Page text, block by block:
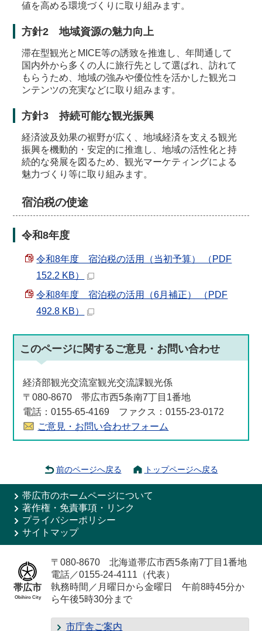
値を高める環境づくりに取り組みます。
方針2 地域資源の魅力向上
滞在型観光とMICE等の誘致を推進し、年間通して
国内外から多くの人に旅行先として選ばれ、訪れて
もらうため、地域の強みや優位性を活かした観光コ
ンテンツの充実などに取り組みます。
方針3 持続可能な観光振興
経済波及効果の裾野が広く、地域経済を支える観光
振興を機動的・安定的に推進し、地域の活性化と持
続的な発展を図るため、観光マーケティングによる
魅力づくり等に取り組みます。
宿泊税の使途
令和8年度
令和8年度 宿泊税の活用（当初予算） （PDF
152.2 KB）
令和8年度 宿泊税の活用（6月補正） （PDF
492.8 KB）
このページに関するご意見・お問い合わせ
経済部観光交流室観光交流課観光係
〒080-8670 帯広市西5条南7丁目1番地
電話：0155-65-4169 ファクス：0155-23-0172
ご意見・お問い合わせフォーム
前のページへ戻る トップページへ戻る
帯広市のホームページについて
著作権・免責事項・リンク
プライバシーポリシー
サイトマップ
帯広市
Obihiro City
〒080-8670 北海道帯広市西5条南7丁目1番地
電話／0155-24-4111（代表）
執務時間／月曜日から金曜日 午前8時45分か
ら午後5時30分まで
市庁舎ご案内